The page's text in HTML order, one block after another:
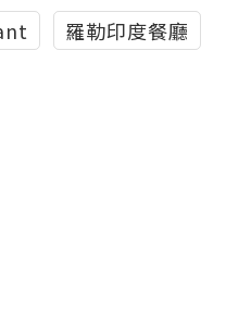
羅勒印度餐廳